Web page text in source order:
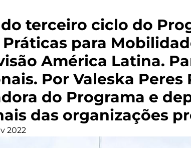
terceiro ciclo do
para
América Latina.
Por Valeska Peres
do Programa e
das organizações
2022